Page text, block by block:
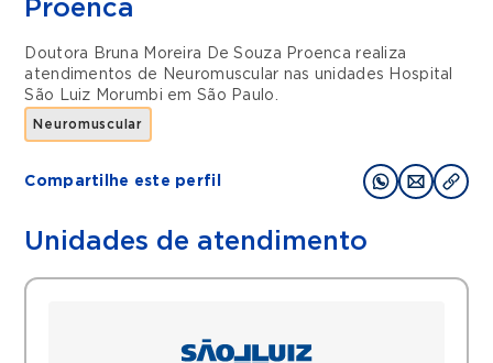
Proenca
Doutora Bruna Moreira De Souza Proenca realiza
atendimentos de
Neuromuscular nas unidades Hospital
São Luiz Morumbi emSão Paulo.
Neuromuscular
Compartilhe este perfil
Unidades de atendimento